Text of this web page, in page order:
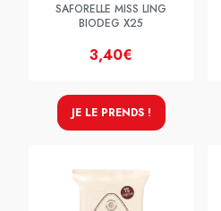
SAFORELLE MISS LING
BIODEG X25
3,40€
JE LE PRENDS !